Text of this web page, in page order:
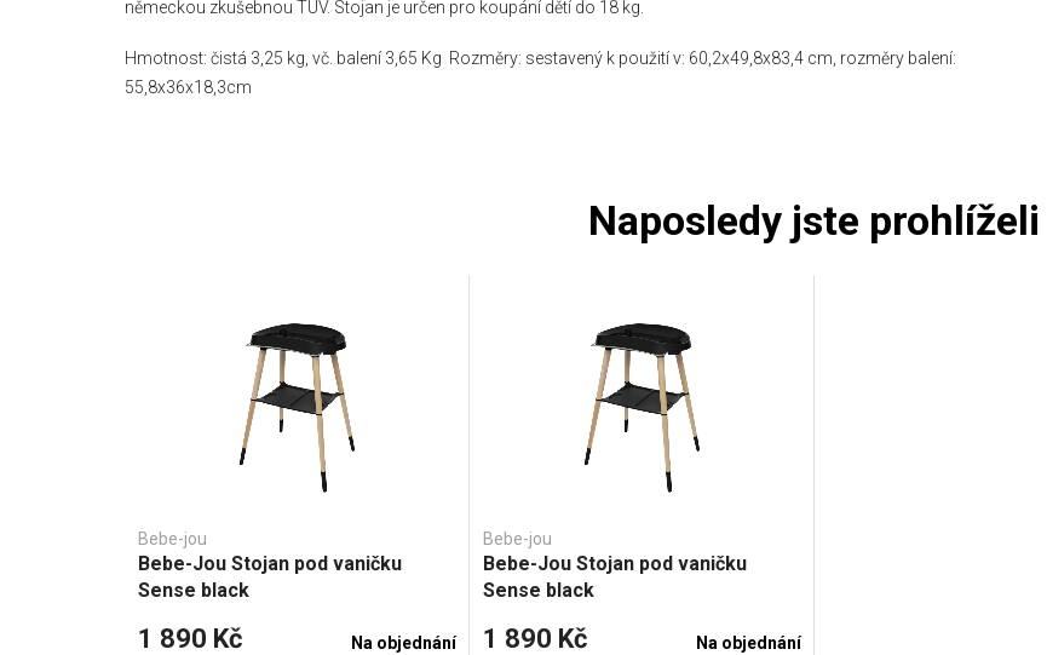
německou zkušebnou TUV. Stojan je určen pro koupání dětí do 18 kg.
Hmotnost: čistá 3,25 kg, vč. balení 3,65 Kg Rozměry: sestavený k použití v: 60,2x49,8x83,4 cm, rozměry balení:
55,8x36x18,3cm
Naposledy jste prohlíželi
Bebe-jou
Bebe-Jou Stojan pod vaničku
Sense black
1 890 Kč Na objednání
Bebe-jou
Bebe-Jou Stojan pod vaničku
Sense black
1 890 Kč Na objednání